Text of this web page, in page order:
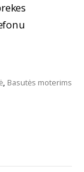
, Basutės moterims